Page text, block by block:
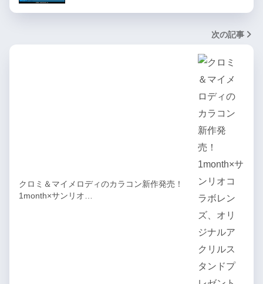
次の記事
クロミ＆マイメロディのカラコン新作発売！
1month×サンリオ…